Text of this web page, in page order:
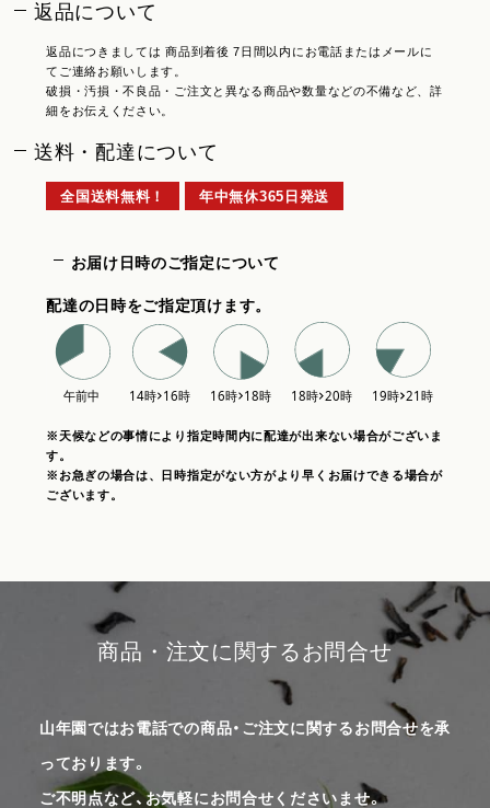
返品について
返品につきましては 商品到着後 7日間以内にお電話またはメールに
てご連絡お願いします。
破損・汚損・不良品・ご注文と異なる商品や数量などの不備など、詳
細をお伝えください。
送料・配達について
全国送料無料！ 年中無休365日発送
お届け日時のご指定について
配達の日時をご指定頂けます。
※天候などの事情により指定時間内に配達が出来ない場合がございま
す。
※お急ぎの場合は、日時指定がない方がより早くお届けできる場合が
ございます。
商品・注文に関するお問合せ
山年園ではお電話での商品・ご注文に関するお問合せを承
っております。
ご不明点など、お気軽にお問合せくださいませ。